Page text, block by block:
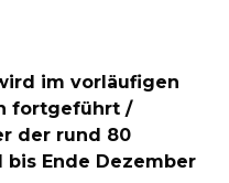
im vorläufigen
fortgeführt /
der rund 80
Ende Dezember